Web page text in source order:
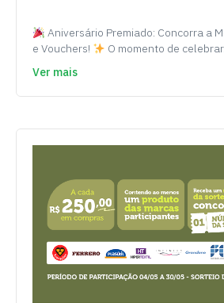
Aniversário Premiado: Concorra a
e Vouchers!
O momento de
Ver mais